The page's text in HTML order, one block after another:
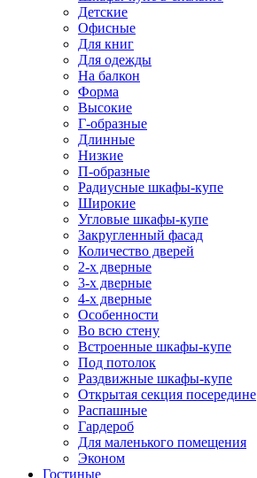
Детские
Офисные
Для книг
Для одежды
На балкон
Форма
Высокие
Г-образные
Длинные
Низкие
П-образные
Радиусные шкафы-купе
Широкие
Угловые шкафы-купе
Закругленный фасад
Количество дверей
2-х дверные
3-х дверные
4-х дверные
Особенности
Во всю стену
Встроенные шкафы-купе
Под потолок
Раздвижные шкафы-купе
Открытая секция посередине
Распашные
Гардероб
Для маленького помещения
Эконом
Гостиные